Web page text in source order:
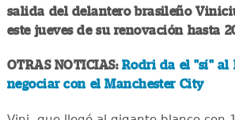
salida del delantero brasileño
este jueves de su renovación hasta
OTRAS NOTICIAS: Rodri da el "sí" al
negociar con el Manchester City